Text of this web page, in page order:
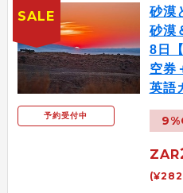
予約受付中
砂漠
砂漠
8日
空券
英語
ZAR
SALE